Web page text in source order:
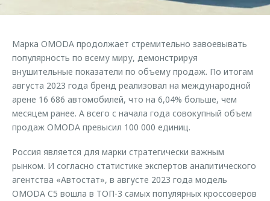
Аксессуары
Одежда и сувениры
Оригинальные аксессуары
Запчасти
Калькулятор трейд-ин
Клуб владельцев OMODA
Приложение O&J
Аксессуары
Одежда и сувениры
Запчасти
Обратная связь
Марка OMODA продолжает стремительно завоевывать
популярность по всему миру, демонстрируя
внушительные показатели по объему продаж. По итогам
августа 2023 года бренд реализовал на международной
арене 16 686 автомобилей, что на 6,04% больше, чем
месяцем ранее. А всего с начала года совокупный объем
продаж OMODA превысил 100 000 единиц.
Россия является для марки стратегически важным
рынком. И согласно статистике экспертов аналитического
агентства «Автостат», в августе 2023 года модель
OMODA C5 вошла в ТОП-3 самых популярных кроссоверов